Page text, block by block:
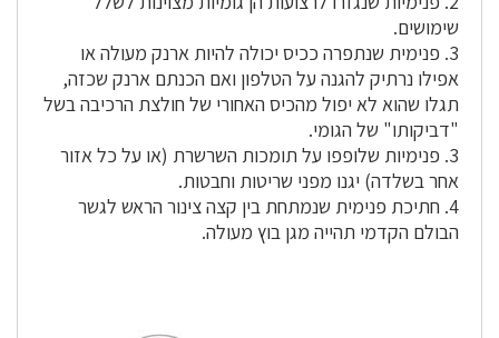
שימושים.
3. פנימית שנתפרה ככיס יכולה להיות ארנק מעולה או
אפילו נרתיק להגנה על הטלפון ואם הכנתם ארנק שכזה,
תגלו שהוא לא יפול מהכיס האחורי של חולצת הרכיבה בשל
"דביקותו" של הגומי.
3. פנימיות שלופפו על תומכות השרשרת (או על כל אזור
אחר בשלדה) יגנו מפני שריטות וחבטות.
4. חתיכת פנימית שנמתחת בין קצה צינור הראש לגשר
הבולם הקדמי תהייה מגן בוץ מעולה.